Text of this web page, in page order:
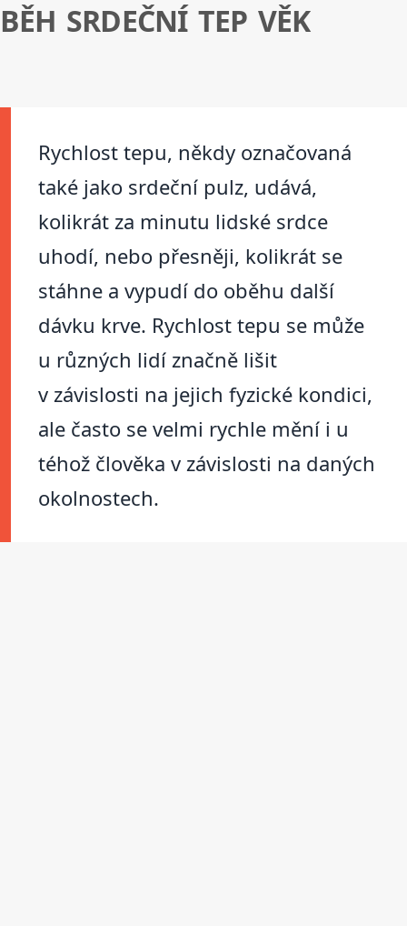
BĚH SRDEČNÍ TEP VĚK
Rychlost tepu, někdy označovaná
také jako srdeční pulz, udává,
kolikrát za minutu lidské srdce
uhodí, nebo přesněji, kolikrát se
stáhne a vypudí do oběhu další
dávku krve. Rychlost tepu se může
u různých lidí značně lišit
v závislosti na jejich fyzické kondici,
ale často se velmi rychle mění i u
téhož člověka v závislosti na daných
okolnostech.